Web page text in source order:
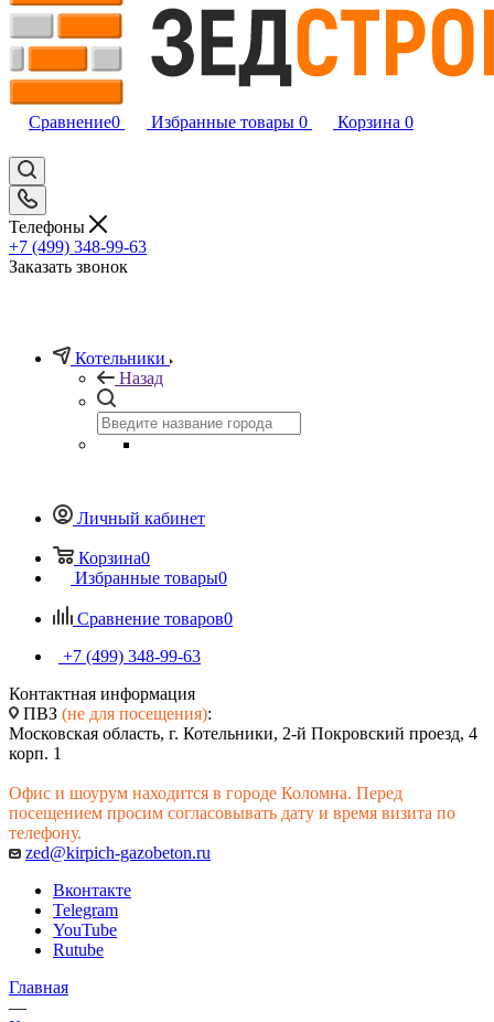
Сравнение0 Избранные товары 0 Корзина 0
Телефоны
+7 (499) 348-99-63
Заказать звонок
Котельники
Назад
Личный кабинет
Корзина0
Избранные товары0
Сравнение товаров0
+7 (499) 348-99-63
Контактная информация
ПВЗ (не для посещения):
Московская область, г. Котельники, 2-й Покровский проезд, 4
корп. 1
Офис и шоурум находится в городе Коломна. Перед
посещением просим согласовывать дату и время визита по
телефону.
zed@kirpich-gazobeton.ru
Вконтакте
Telegram
YouTube
Rutube
Главная
—